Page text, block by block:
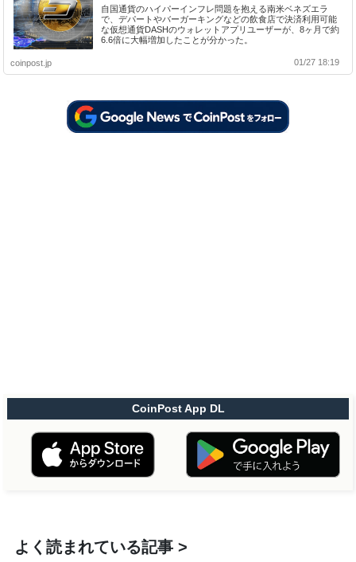
自国通貨のハイパーインフレ問題を抱える南米ベネズエラ
で、デパートやバーガーキングなどの飲食店で決済利用可能
な仮想通貨DASHのウォレットアプリユーザーが、8ヶ月で約
6.6倍に大幅増加したことが分かった。
coinpost.jp 01/27 18:19
CoinPost App DL
よく読まれている記事